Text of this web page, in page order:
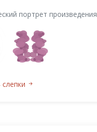
портрет произведения